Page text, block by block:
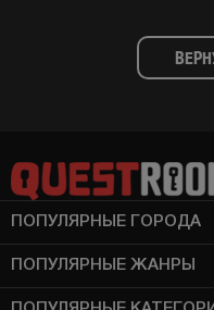
ПОПУЛЯРНЫЕ ГОРОДА
ПОПУЛЯРНЫЕ ЖАНРЫ